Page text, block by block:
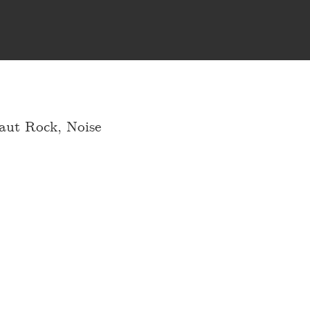
Rock, Noise